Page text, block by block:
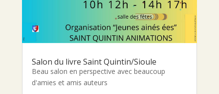
Salon du livre Saint Quintin/Sioule
Beau salon en perspective avec beaucoup
d'amies et amis auteurs